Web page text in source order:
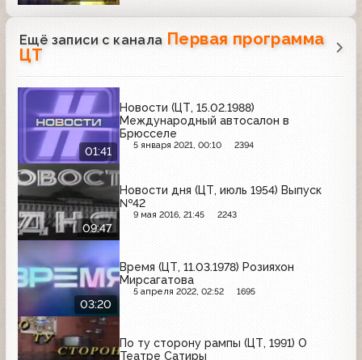
Ещё записи с канала Первая программа
ЦТ
01:41
Новости (ЦТ, 15.02.1988)
Международный автосалон в
Брюсселе
5 января 2021, 00:10 2394
09:47
Новости дня (ЦТ, июль 1954) Выпуск
№42
9 мая 2016, 21:45 2243
03:20
Время (ЦТ, 11.03.1978) Розияхон
Мирсагатова
5 апреля 2022, 02:52 1695
По ту сторону рампы (ЦТ, 1991) О
Театре Сатиры